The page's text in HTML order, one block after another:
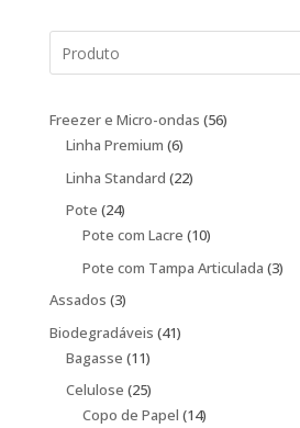
Freezer e Micro-ondas 5656
Linha Premium 66
produtos
Linha Standard 2222
Pote 2424
produtos
Pote com Lacre 1010
produtos
Pote com Tampa Articulada 33
Assados 33
produtos
Biodegradáveis 4141
Bagasse 1111
produtos
Celulose 2525
produtos
Copo de Papel 1414